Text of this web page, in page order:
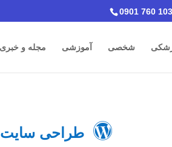
0901 760
شخصی آموزشی مجله و خبری
 طراحی سایت